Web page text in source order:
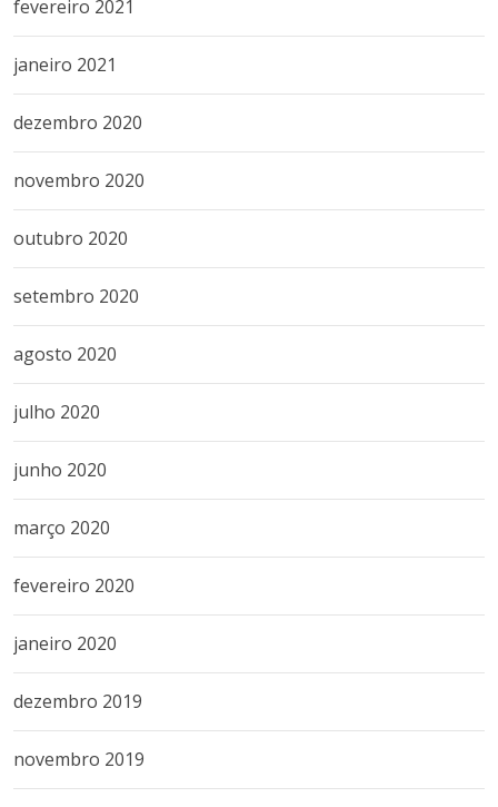
fevereiro 2021
janeiro 2021
dezembro 2020
novembro 2020
outubro 2020
setembro 2020
agosto 2020
julho 2020
junho 2020
março 2020
fevereiro 2020
janeiro 2020
dezembro 2019
novembro 2019